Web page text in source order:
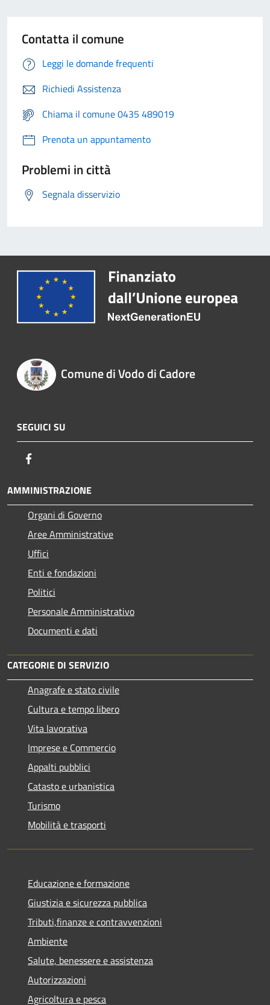
Contatta il comune
Leggi le domande frequenti
Richiedi Assistenza
Chiama il comune 0435 489019
Prenota un appuntamento
Problemi in città
Segnala disservizio
Comune di Vodo di Cadore
SEGUICI SU
AMMINISTRAZIONE
Organi di Governo
Aree Amministrative
Uffici
Enti e fondazioni
Politici
Personale Amministrativo
Documenti e dati
CATEGORIE DI SERVIZIO
Anagrafe e stato civile
Cultura e tempo libero
Vita lavorativa
Imprese e Commercio
Appalti pubblici
Catasto e urbanistica
Turismo
Mobilità e trasporti
Educazione e formazione
Giustizia e sicurezza pubblica
Tributi,finanze e contravvenzioni
Ambiente
Salute, benessere e assistenza
Autorizzazioni
Agricoltura e pesca